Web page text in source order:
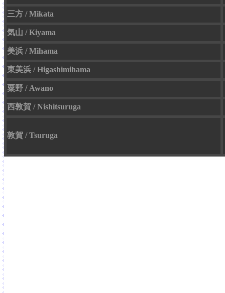
三方 / Mikata
気山 / Kiyama
美浜 / Mihama
東美浜 / Higashimihama
粟野 / Awano
西敦賀 / Nishitsuruga
敦賀 / Tsuruga